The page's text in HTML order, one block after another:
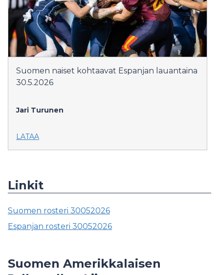
Suomen naiset kohtaavat Espanjan lauantaina
30.5.2026
Jari Turunen
LATAA
Linkit
Suomen rosteri 30052026
Espanjan rosteri 30052026
Suomen Amerikkalaisen